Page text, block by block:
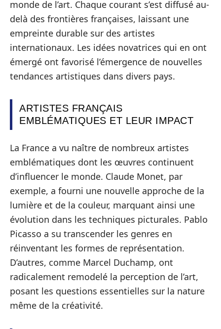
monde de l’art. Chaque courant s’est diffusé au-
delà des frontières françaises, laissant une
empreinte durable sur des artistes
internationaux. Les idées novatrices qui en ont
émergé ont favorisé l’émergence de nouvelles
tendances artistiques dans divers pays.
ARTISTES FRANÇAIS
EMBLÉMATIQUES ET LEUR IMPACT
La France a vu naître de nombreux artistes
emblématiques dont les œuvres continuent
d’influencer le monde. Claude Monet, par
exemple, a fourni une nouvelle approche de la
lumière et de la couleur, marquant ainsi une
évolution dans les techniques picturales. Pablo
Picasso a su transcender les genres en
réinventant les formes de représentation.
D’autres, comme Marcel Duchamp, ont
radicalement remodelé la perception de l’art,
posant les questions essentielles sur la nature
même de la créativité.